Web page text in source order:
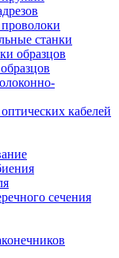
станки
образцов
кабелей
сечения